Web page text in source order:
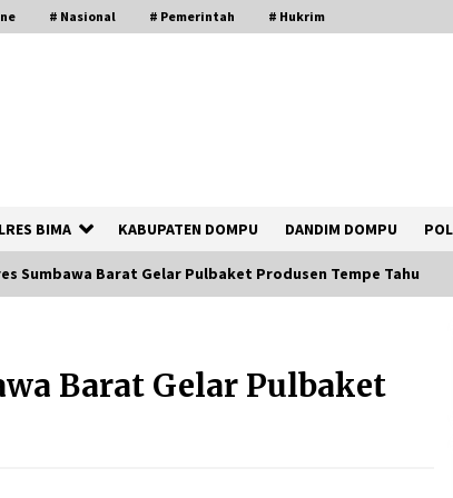
# Nasional # Pemerintah # Hukrim
BIMA KABUPATEN DOMPU DANDIM DOMPU
Ketua DPRD Dompu untuk Dirujuk ke
RSJ
Sumbawa Barat Gelar Pulbaket Produsen Tempe Tahu
Barat Gelar Pulbaket